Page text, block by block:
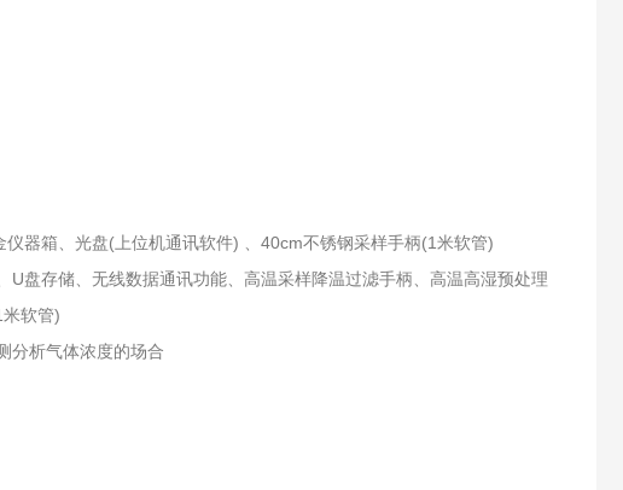
器箱、光盘(上位机通讯软件) 、40cm不锈钢采样手柄(1米软管)
盘存储、无线数据通讯功能、高温采样降温过滤手柄、高温高湿预处理
软管)
分析气体浓度的场合